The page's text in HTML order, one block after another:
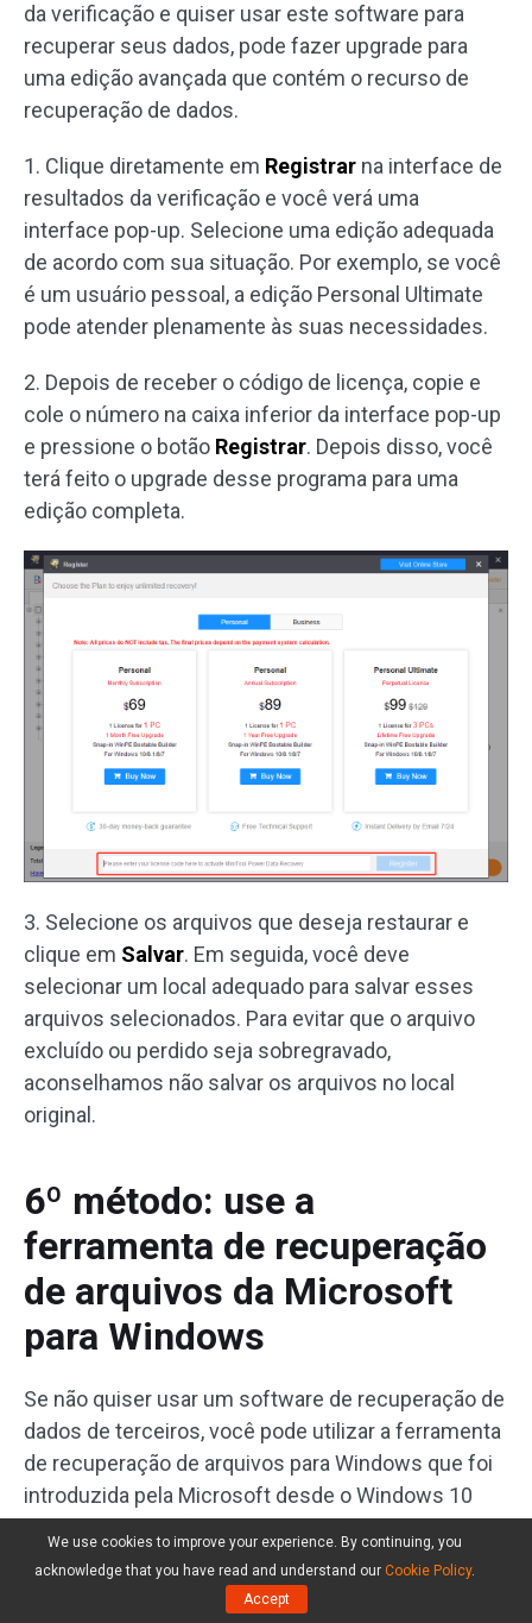
da verificação e quiser usar este software para
recuperar seus dados, pode fazer upgrade para
uma edição avançada que contém o recurso de
recuperação de dados.
1. Clique diretamente em Registrar na interface de
resultados da verificação e você verá uma
interface pop-up. Selecione uma edição adequada
de acordo com sua situação. Por exemplo, se você
é um usuário pessoal, a edição Personal Ultimate
pode atender plenamente às suas necessidades.
2. Depois de receber o código de licença, copie e
cole o número na caixa inferior da interface pop-up
e pressione o botão Registrar. Depois disso, você
terá feito o upgrade desse programa para uma
edição completa.
3. Selecione os arquivos que deseja restaurar e
clique em Salvar. Em seguida, você deve
selecionar um local adequado para salvar esses
arquivos selecionados. Para evitar que o arquivo
excluído ou perdido seja sobregravado,
aconselhamos não salvar os arquivos no local
original.
6º método: use a
ferramenta de recuperação
de arquivos da Microsoft
para Windows
Se não quiser usar um software de recuperação de
dados de terceiros, você pode utilizar a ferramenta
de recuperação de arquivos para Windows que foi
introduzida pela Microsoft desde o Windows 10
recuperar arquivos no Windows 11/10.
Este utilitário não vem pré-instalado no seu
We use cookies to improve your experience. By continuing, you
acknowledge that you have read and understand our Cookie Policy.
Accept